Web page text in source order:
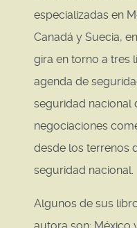
especializadas en
Canadá y Suecia,
gira en torno a tres
agenda de
seguridad nacional
negociaciones
desde los terrenos
seguridad nacional.
Algunos de sus
autora son: México